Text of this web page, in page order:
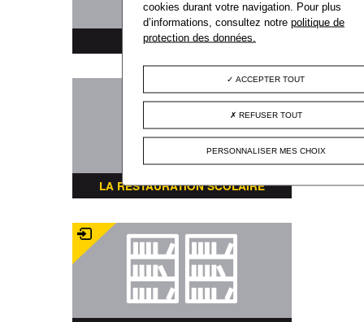
PLAN DE LA VILLE
LA RESTAURATION SCOLAIRE
cookies durant votre navigation. Pour plus
d’informations, consultez notrepolitique de
protection des données.
ACCEPTER TOUT
REFUSER TOUT
PERSONNALISER MES CHOIX